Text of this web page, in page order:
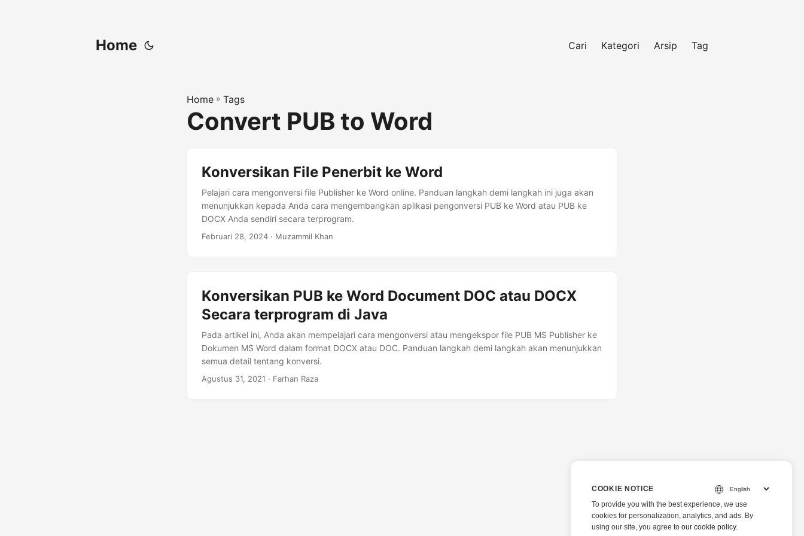
Home Cari Kategori Arsip Tag
Home » Tags
Convert PUB to Word
Konversikan File Penerbit ke Word
Pelajari cara mengonversi file Publisher ke Word online. Panduan langkah demi langkah ini juga akan
menunjukkan kepada Anda cara mengembangkan aplikasi pengonversi PUB ke Word atau PUB ke
DOCX Anda sendiri secara terprogram.
Februari 28, 2024 · Muzammil Khan
Konversikan PUB ke Word Document DOC atau DOCX
Secara terprogram di Java
Pada artikel ini, Anda akan mempelajari cara mengonversi atau mengekspor file PUB MS Publisher ke
Dokumen MS Word dalam format DOCX atau DOC. Panduan langkah demi langkah akan menunjukkan
semua detail tentang konversi.
Agustus 31, 2021 · Farhan Raza
COOKIE NOTICE
To provide you with the best experience, we use
cookies for personalization, analytics, and ads. By
using our site, you agree to our cookie policy.